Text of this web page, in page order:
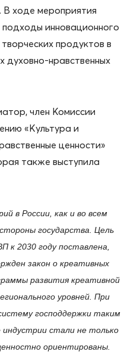
ходе мероприятия
инновационного
продуктов в
духовно-нравственных
член Комиссии
«Культура и
ценности»
также выступила
в России, как и во всем
государства. Цель
к 2030 году поставлена,
закон о креативных
развития креативной
уровней. При
господдержки таким
стали не только
ориентированы.